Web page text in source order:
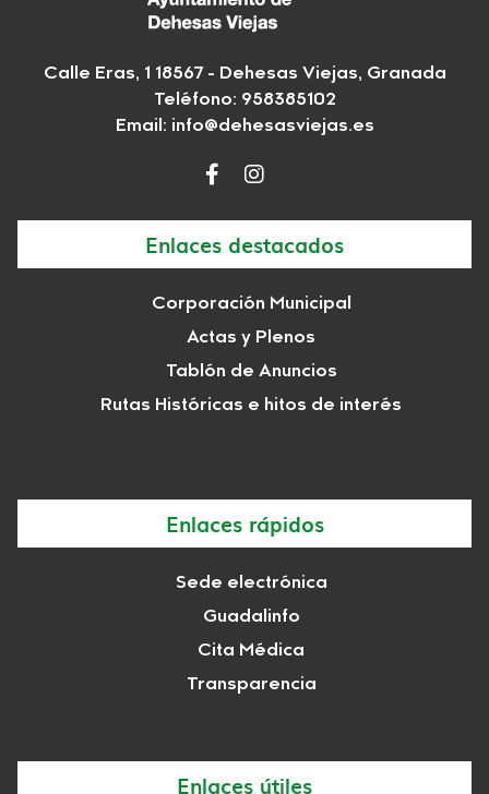
Calle Eras, 1 18567 - Dehesas Viejas, Granada
Teléfono: 958385102
Email: info@dehesasviejas.es
Enlaces destacados
Corporación Municipal
Actas y Plenos
Tablón de Anuncios
Rutas Históricas e hitos de interés
Enlaces rápidos
Sede electrónica
Guadalinfo
Cita Médica
Transparencia
Enlaces útiles